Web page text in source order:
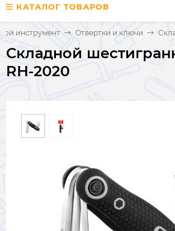
КАТАЛОГ ТОВАРОВ
инструмент Отвертки и ключи
Складной
RH-2020